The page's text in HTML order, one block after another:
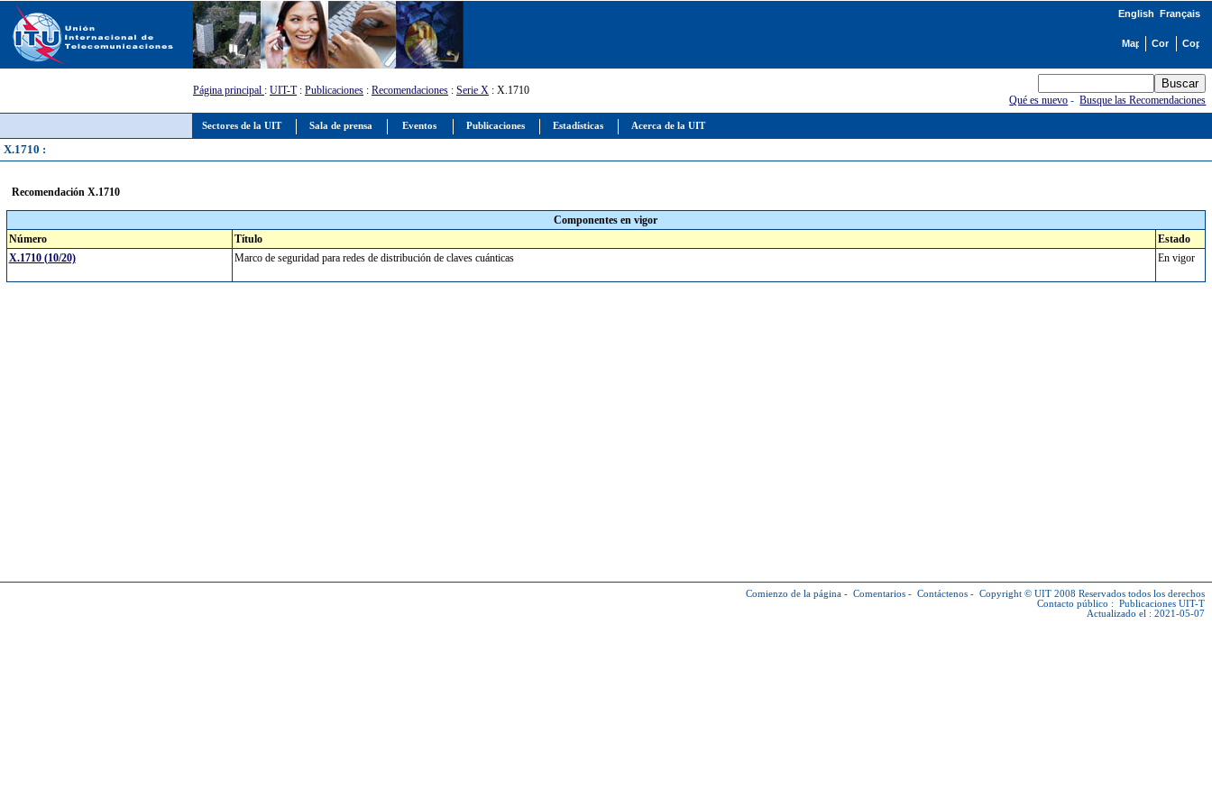
Sectores de la UIT Sala de prensa Eventos Publicaciones Estadísticas Acerca de la UIT
English Français
Página principal : UIT-T: Publicaciones : Recomendaciones : Serie X : X.1710
Qué es nuevo -Busque las Recomendaciones
X.1710 :
Recomendación X.1710
Componentes en vigor
Número
Título
Estado
X.1710 (10/20)
Marco de seguridad para redes de distribución de claves cuánticas En vigor
Comienzo de la página - Comentarios - Contáctenos - Copyright © UIT 2008 Reservados todos los derechos
Contacto público : Publicaciones UIT-T
Actualizado el : 2021-05-07